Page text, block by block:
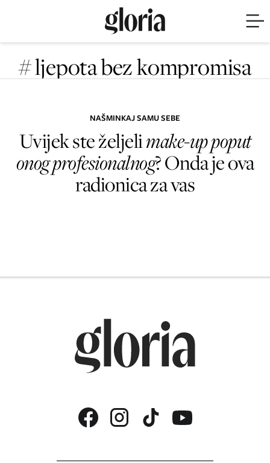
# ljepota bez kompromisa
NAŠMINKAJ SAMU SEBE
Uvijek ste željelimake-up poput
onog profesionalnog? Onda je ova
radionica za vas